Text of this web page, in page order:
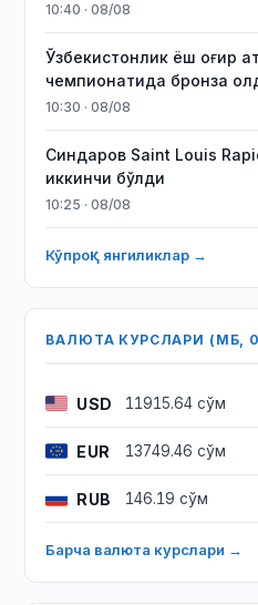
10:40 · 08/08
Ўзбекистонлик ёш оғир
чемпионатида бронза
10:30 · 08/08
Синдаров Saint Louis
иккинчи бўлди
10:25 · 08/08
Кўпроқ янгиликлар →
ВАЛЮТА КУРСЛАРИ (МБ,
USD 11915.64 сўм
EUR 13749.46 сўм
RUB 146.19 сўм
Барча валюта курслари →